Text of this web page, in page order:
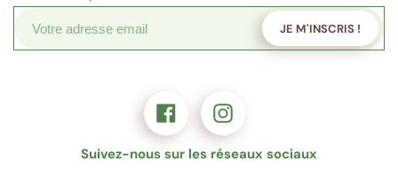
JE M'INSCRIS !
Suivez-nous sur les réseaux sociaux